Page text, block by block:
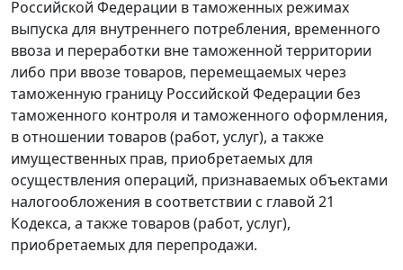
Российской Федерации в таможенных режимах
выпуска для внутреннего потребления, временного
ввоза и переработки вне таможенной территории
либо при ввозе товаров, перемещаемых через
таможенную границу Российской Федерации без
таможенного контроля и таможенного оформления,
в отношении товаров (работ, услуг), а также
имущественных прав, приобретаемых для
осуществления операций, признаваемых объектами
налогообложения в соответствии с главой 21
Кодекса, а также товаров (работ, услуг),
приобретаемых для перепродажи.